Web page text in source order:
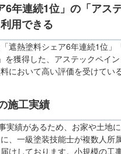
6年連続1位」の「アス
用できる
遮熱塗料シェア6年連続1位」
を獲得した、アステックペイ
において高い評価を受けてい
施工実績
実績があるため、お家や土地
、一級塗装技能士が複数人所
けしております。小規模の工